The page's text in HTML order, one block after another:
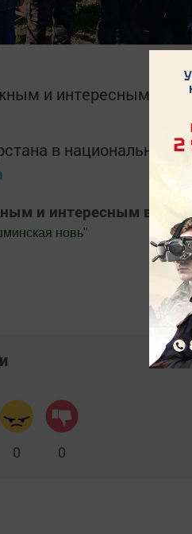
и интересным в
в национальном
и интересным в
новь"
0 0